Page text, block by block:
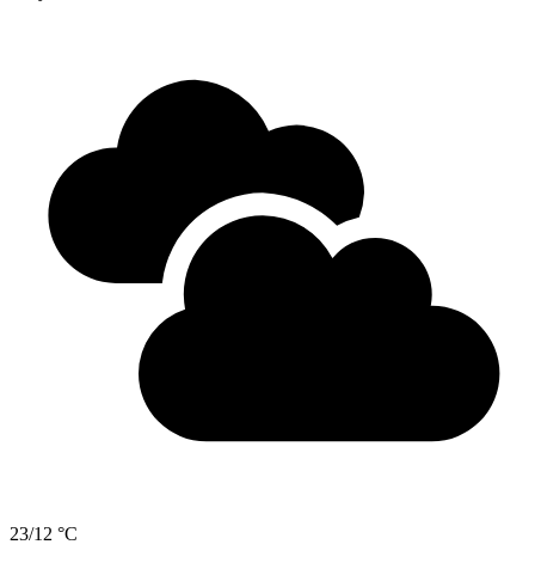
23/12 °C